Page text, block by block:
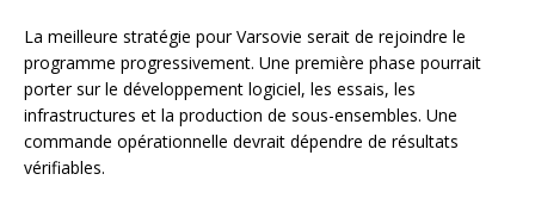
La meilleure stratégie pour Varsovie serait de rejoindre le
programme progressivement. Une première phase pourrait
porter sur le développement logiciel, les essais, les
infrastructures et la production de sous-ensembles. Une
commande opérationnelle devrait dépendre de résultats
vérifiables.